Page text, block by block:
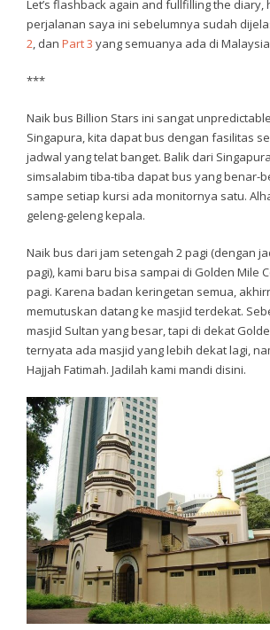
Let’s flashback again and fullfilling the diary,
perjalanan saya ini sebelumnya sudah
2 , dan Part 3 yang semuanya ada di
***
Naik bus Billion Stars ini sangat
Singapura, kita dapat bus dengan fasilitas
jadwal yang telat banget. Balik dari
simsalabim tiba-tiba dapat bus yang benar-
sampe setiap kursi ada monitornya satu.
geleng-geleng kepala.
Naik bus dari jam setengah 2 pagi (dengan
pagi), kami baru bisa sampai di Golden Mile
pagi. Karena badan keringetan semua,
memutuskan datang ke masjid terdekat.
masjid Sultan yang besar, tapi di dekat
ternyata ada masjid yang lebih dekat lagi,
Hajjah Fatimah. Jadilah kami mandi disini.